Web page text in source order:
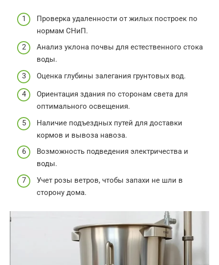
Проверка удаленности от жилых построек по
нормам СНиП.
Анализ уклона почвы для естественного стока
воды.
Оценка глубины залегания грунтовых вод.
Ориентация здания по сторонам света для
оптимального освещения.
Наличие подъездных путей для доставки
кормов и вывоза навоза.
Возможность подведения электричества и
воды.
Учет розы ветров, чтобы запахи не шли в
сторону дома.